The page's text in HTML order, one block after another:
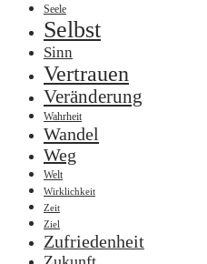
Seele
Selbst
Sinn
Vertrauen
Veränderung
Wahrheit
Wandel
Weg
Welt
Wirklichkeit
Zeit
Ziel
Zufriedenheit